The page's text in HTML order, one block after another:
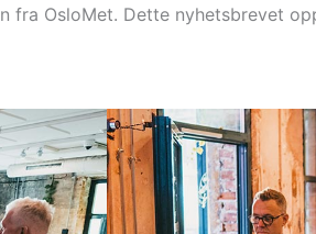
OsloMet. Dette nyhetsbrevet